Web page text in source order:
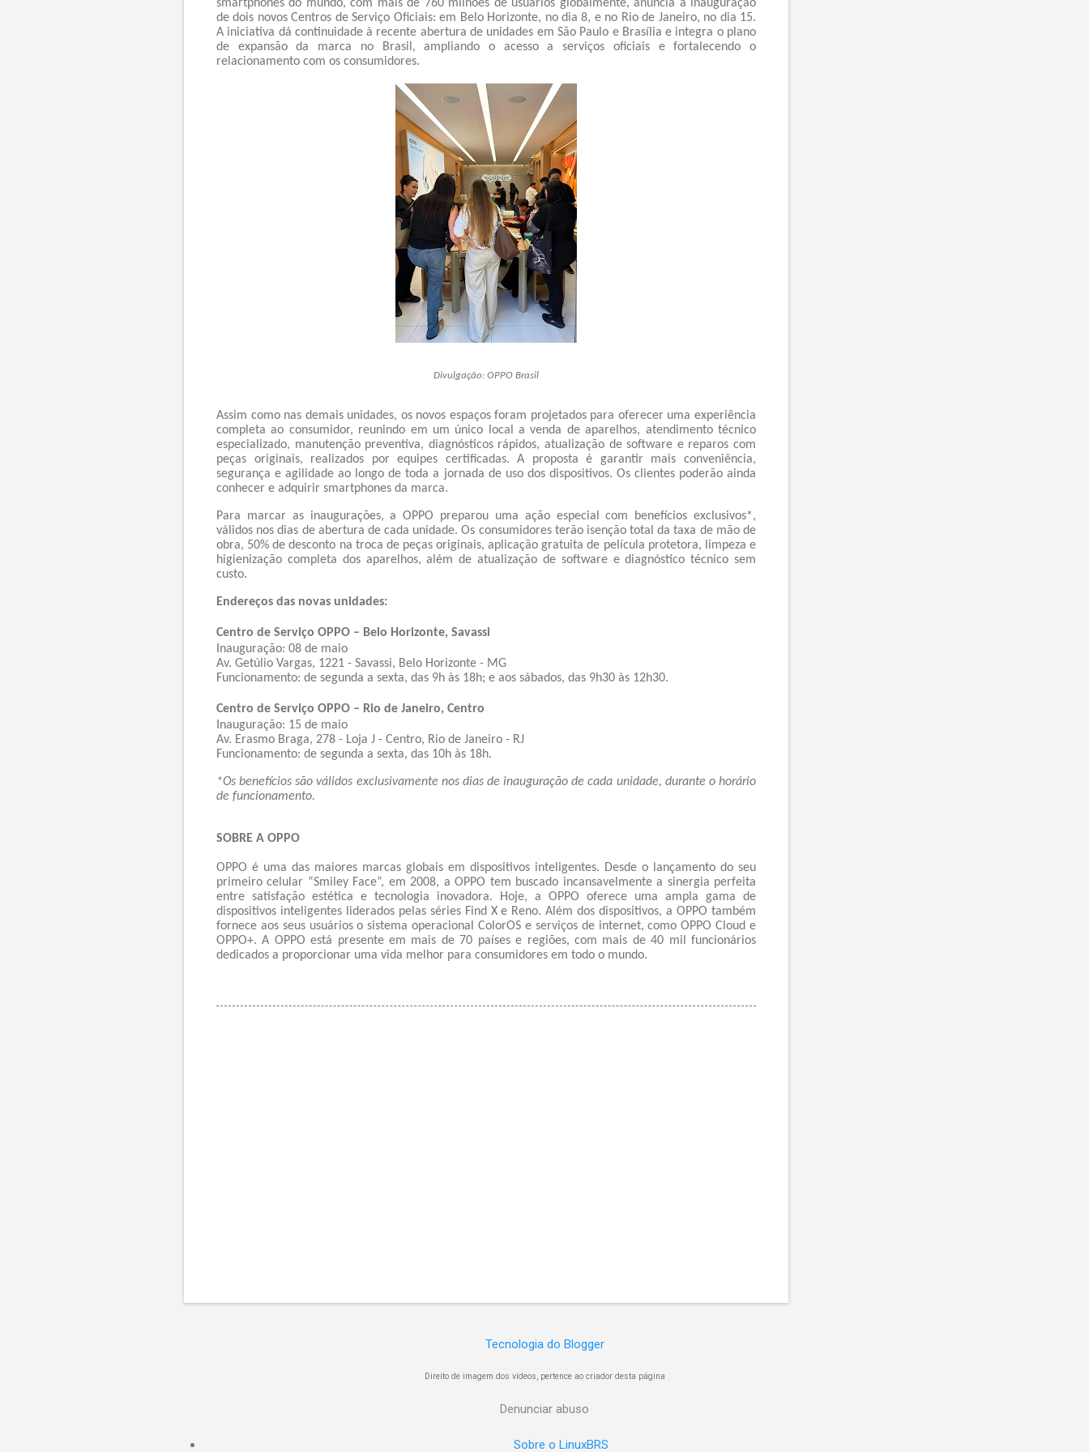
smartphones do mundo, com mais de 760 milhões de usuários globalmente, anuncia a inauguração
de dois novos Centros de Serviço Oficiais: em Belo Horizonte, no dia 8, e no Rio de Janeiro, no dia 15.
A iniciativa dá continuidade à recente abertura de unidades em São Paulo e Brasília e integra o plano
de expansão da marca no Brasil, ampliando o acesso a serviços oficiais e fortalecendo o
relacionamento com os consumidores.
Divulgação: OPPO Brasil
Assim como nas demais unidades, os novos espaços foram projetados para oferecer uma experiência
completa ao consumidor, reunindo em um único local a venda de aparelhos, atendimento técnico
especializado, manutenção preventiva, diagnósticos rápidos, atualização de software e reparos com
peças originais, realizados por equipes certificadas. A proposta é garantir mais conveniência,
segurança e agilidade ao longo de toda a jornada de uso dos dispositivos. Os clientes poderão ainda
conhecer e adquirir smartphones da marca.
Para marcar as inaugurações, a OPPO preparou uma ação especial com benefícios exclusivos*,
válidos nos dias de abertura de cada unidade. Os consumidores terão isenção total da taxa de mão de
obra, 50% de desconto na troca de peças originais, aplicação gratuita de película protetora, limpeza e
higienização completa dos aparelhos, além de atualização de software e diagnóstico técnico sem
custo.
Endereços das novas unidades:
Centro de Serviço OPPO – Belo Horizonte, Savassi
Inauguração: 08 de maio
Av. Getúlio Vargas, 1221 - Savassi, Belo Horizonte - MG
Funcionamento: de segunda a sexta, das 9h às 18h; e aos sábados, das 9h30 às 12h30.
Centro de Serviço OPPO – Rio de Janeiro, Centro
Inauguração: 15 de maio
Av. Erasmo Braga, 278 - Loja J - Centro, Rio de Janeiro - RJ
Funcionamento: de segunda a sexta, das 10h às 18h.
*Os benefícios são válidos exclusivamente nos dias de inauguração de cada unidade, durante o horário
de funcionamento.
SOBRE A OPPO
OPPO é uma das maiores marcas globais em dispositivos inteligentes. Desde o lançamento do seu
primeiro celular “Smiley Face”, em 2008, a OPPO tem buscado incansavelmente a sinergia perfeita
entre satisfação estética e tecnologia inovadora. Hoje, a OPPO oferece uma ampla gama de
dispositivos inteligentes liderados pelas séries Find X e Reno. Além dos dispositivos, a OPPO também
fornece aos seus usuários o sistema operacional ColorOS e serviços de internet, como OPPO Cloud e
OPPO+. A OPPO está presente em mais de 70 países e regiões, com mais de 40 mil funcionários
dedicados a proporcionar uma vida melhor para consumidores em todo o mundo.
Tecnologia do Blogger
Direito de imagem dos vídeos, pertence ao criador desta página
Denunciar abuso
Sobre o LinuxBRS